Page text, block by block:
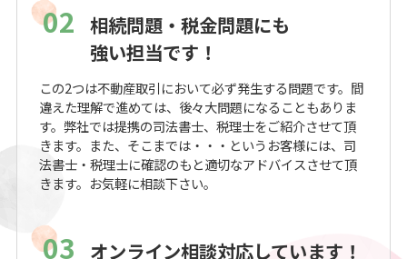
02 相続問題・税金問題にも
強い担当です！
この2つは不動産取引において必ず発生する問題です。間
違えた理解で進めては、後々大問題になることもありま
す。弊社では提携の司法書士、税理士をご紹介させて頂
きます。また、そこまでは・・・というお客様には、司
法書士・税理士に確認のもと適切なアドバイスさせて頂
きます。お気軽に相談下さい。
03 オンライン相談対応しています！